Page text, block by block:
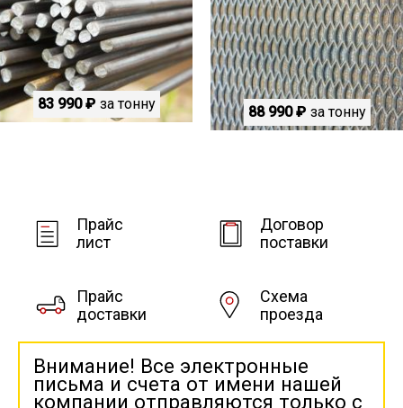
83 990 ₽ за тонну 88 990 ₽ за тонну
Прайс
лист
Договор
поставки
Прайс
доставки
Схема
проезда
Внимание! Все электронные
письма и счета от имени нашей
компании отправляются только с